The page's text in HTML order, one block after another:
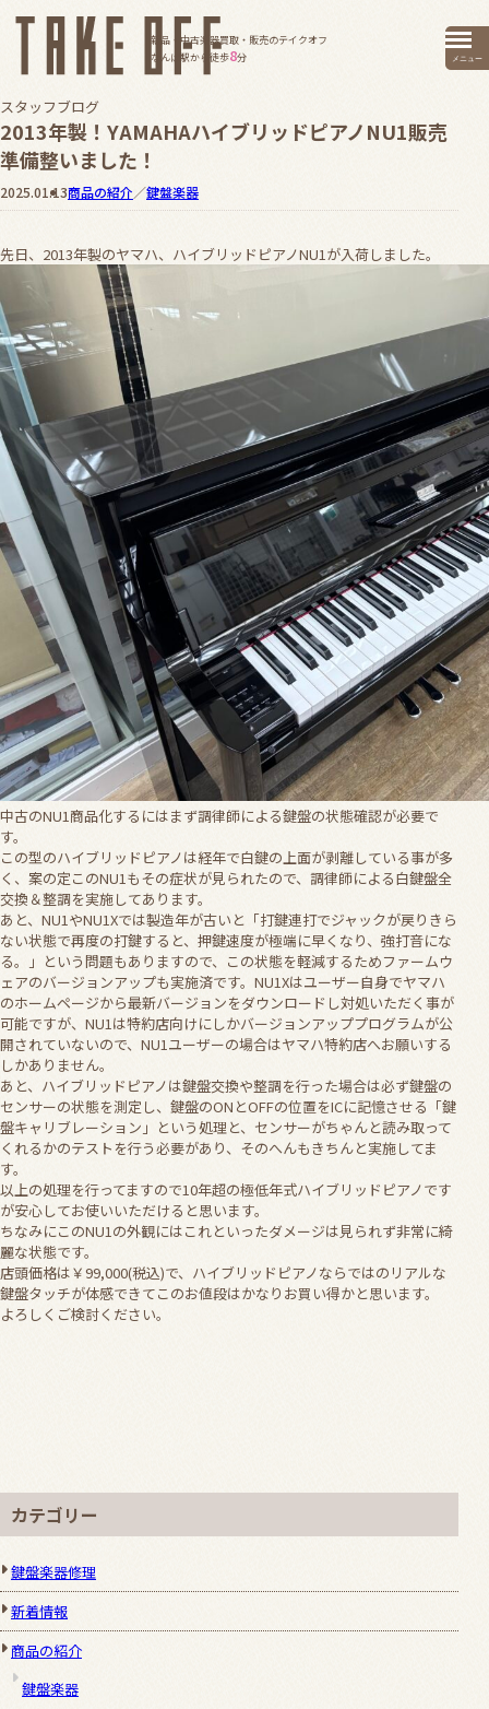
新品・中古楽器買取・販売のテイクオフ
なんば駅から徒歩8分 メニュー
スタッフブログ
2013年製！YAMAHAハイブリッドピアノNU1販売
準備整いました！
2025.01.13商品の紹介／鍵盤楽器
先日、2013年製のヤマハ、ハイブリッドピアノNU1が入荷しました。
中古のNU1商品化するにはまず調律師による鍵盤の状態確認が必要で
す。
この型のハイブリッドピアノは経年で白鍵の上面が剥離している事が多
く、案の定このNU1もその症状が見られたので、調律師による白鍵盤全
交換＆整調を実施してあります。
あと、NU1やNU1Xでは製造年が古いと「打鍵連打でジャックが戻りきら
ない状態で再度の打鍵すると、押鍵速度が極端に早くなり、強打音にな
る。」という問題もありますので、この状態を軽減するためファームウ
ェアのバージョンアップも実施済です。NU1Xはユーザー自身でヤマハ
のホームページから最新バージョンをダウンロードし対処いただく事が
可能ですが、NU1は特約店向けにしかバージョンアッププログラムが公
開されていないので、NU1ユーザーの場合はヤマハ特約店へお願いする
しかありません。
あと、ハイブリッドピアノは鍵盤交換や整調を行った場合は必ず鍵盤の
センサーの状態を測定し、鍵盤のONとOFFの位置をICに記憶させる「鍵
盤キャリブレーション」という処理と、センサーがちゃんと読み取って
くれるかのテストを行う必要があり、そのへんもきちんと実施してま
す。
以上の処理を行ってますので10年超の極低年式ハイブリッドピアノです
が安心してお使いいただけると思います。
ちなみにこのNU1の外観にはこれといったダメージは見られず非常に綺
麗な状態です。
店頭価格は￥99,000(税込)で、ハイブリッドピアノならではのリアルな
鍵盤タッチが体感できてこのお値段はかなりお買い得かと思います。
よろしくご検討ください。
カテゴリー
鍵盤楽器修理
新着情報
商品の紹介
鍵盤楽器